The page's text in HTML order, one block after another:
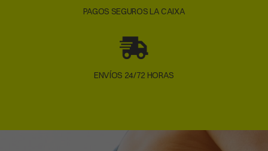
PAGOS SEGUROS LA CAIXA
ENVÍOS 24/72 HORAS